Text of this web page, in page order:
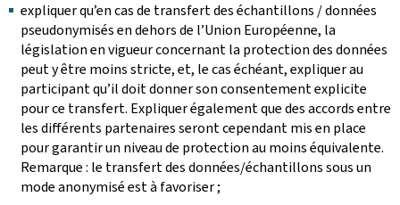
expliquer qu’en cas de transfert des échantillons / données
pseudonymisés en dehors de l’Union Européenne, la
législation en vigueur concernant la protection des données
peut y être moins stricte, et, le cas échéant, expliquer au
participant qu’il doit donner son consentement explicite
pour ce transfert. Expliquer également que des accords entre
les différents partenaires seront cependant mis en place
pour garantir un niveau de protection au moins équivalente.
Remarque : le transfert des données/échantillons sous un
mode anonymisé est à favoriser ;